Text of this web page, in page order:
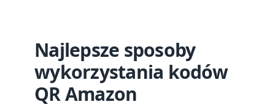
Najlepsze sposoby
wykorzystania kodów
QR Amazon